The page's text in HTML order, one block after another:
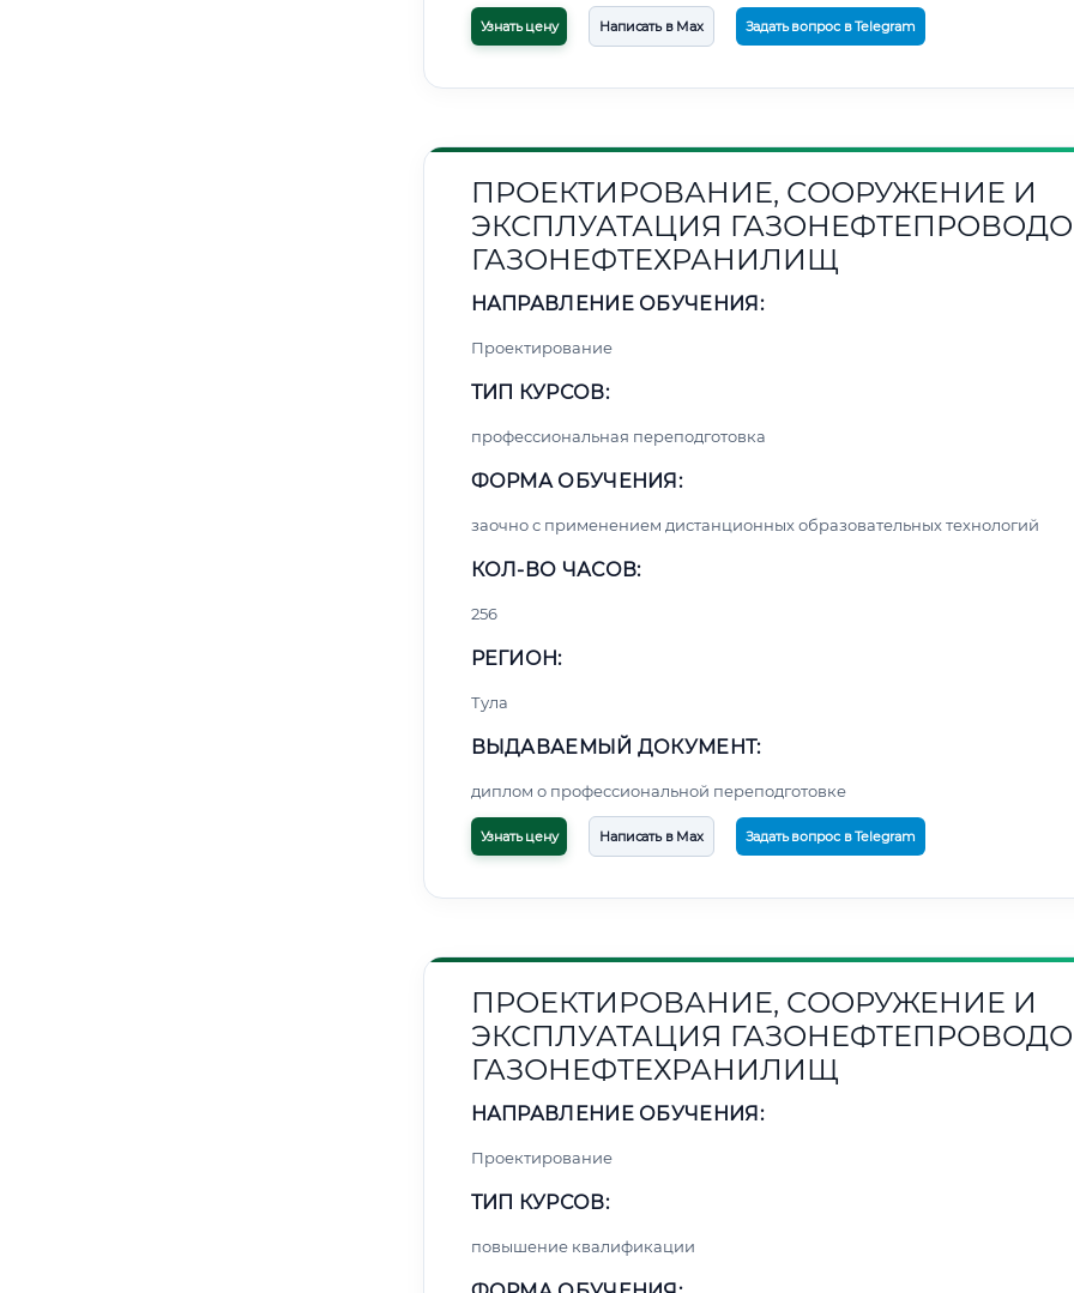
Узнать цену Написать в Max Задать вопрос в Telegram
ПРОЕКТИРОВАНИЕ, СООРУЖЕНИЕ И
ЭКСПЛУАТАЦИЯ
ГАЗОНЕФТЕХРАНИЛИЩ
НАПРАВЛЕНИЕ ОБУЧЕНИЯ:
Проектирование
ТИП КУРСОВ:
профессиональная переподготовка
ФОРМА ОБУЧЕНИЯ:
заочно с применением дистанционных образовательных технологий
КОЛ-ВО ЧАСОВ:
256
РЕГИОН:
Тула
ВЫДАВАЕМЫЙ ДОКУМЕНТ:
диплом о профессиональной переподготовке
Узнать цену Написать в Max Задать вопрос в Telegram
ПРОЕКТИРОВАНИЕ, СООРУЖЕНИЕ И
ЭКСПЛУАТАЦИЯ
ГАЗОНЕФТЕХРАНИЛИЩ
НАПРАВЛЕНИЕ ОБУЧЕНИЯ:
Проектирование
ТИП КУРСОВ:
повышение квалификации